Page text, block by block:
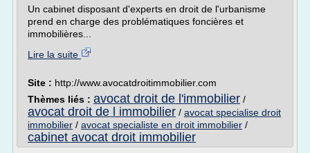
Un cabinet disposant d'experts en droit de l'urbanisme
prend en charge des problématiques foncières et
immobilières...
Lire la suite
Site : http://www.avocatdroitimmobilier.com
Thèmes liés : avocat droit de l'immobilier /
avocat droit de l immobilier / avocat specialise droit
immobilier / avocat specialiste en droit immobilier /
cabinet avocat droit immobilier